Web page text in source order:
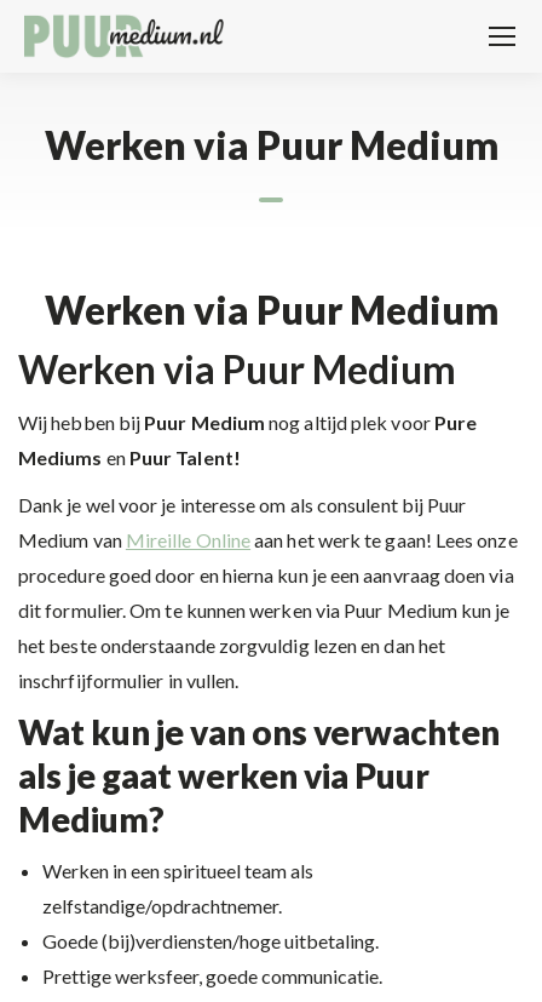
Werken via Puur Medium
Werken via Puur Medium
Werken via Puur Medium
Wij hebben bij Puur Medium nog altijd plek voorPure
Mediums en Puur Talent!
Dank je wel voor je interesse om als consulent bij Puur
Medium van Mireille Onlineaan het werk te gaan! Lees onze
procedure goed door en hierna kun je een aanvraag doen via
dit formulier. Om te kunnen werken via Puur Medium kun je
het beste onderstaande zorgvuldig lezen en dan het
inschrfijformulier in vullen.
Wat kun je van ons verwachten
als je gaat werken via Puur
Medium?
Werken in een spiritueel team als
zelfstandige/opdrachtnemer.
Goede (bij)verdiensten/hoge uitbetaling.
Prettige werksfeer, goede communicatie.